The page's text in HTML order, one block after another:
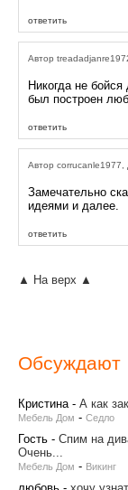
ответить
Автор
Никогда не
был построен
ответить
Автор corrucanle1977,
Замечательно
идеями и далее.
ответить
▲ На верх ▲
Обсуждают
Кристина - А как
Мебель Дом - Седло
Гость - Спим на
Очень...
Мебель Дом - Викинг